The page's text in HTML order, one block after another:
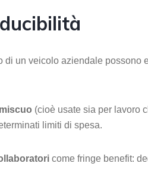
di un veicolo aziendale possono
(cioè usate sia per lavoro
limiti di spesa.
come fringe benefit: